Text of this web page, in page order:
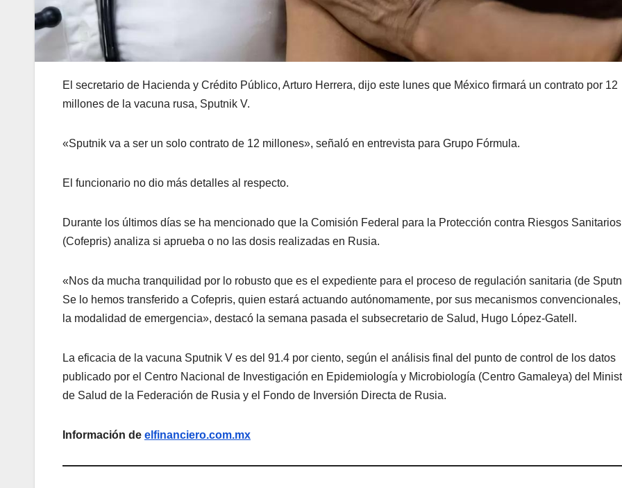
El secretario de Hacienda y Crédito Público, Arturo Herrera, dijo este lunes que México firmará un contrato por 12
millones de la vacuna rusa, Sputnik V.
«Sputnik va a ser un solo contrato de 12 millones», señaló en entrevista para Grupo Fórmula.
El funcionario no dio más detalles al respecto.
Durante los últimos días se ha mencionado que la Comisión Federal para la Protección contra Riesgos Sanitarios
(Cofepris) analiza si aprueba o no las dosis realizadas en Rusia.
«Nos da mucha tranquilidad por lo robusto que es el expediente para el proceso de regulación sanitaria (de
Se lo hemos transferido a Cofepris, quien estará actuando autónomamente, por sus mecanismos
la modalidad de emergencia», destacó la semana pasada el subsecretario de Salud, Hugo López-Gatell.
La eficacia de la vacuna Sputnik V es del 91.4 por ciento, según el análisis final del punto de control de los datos
publicado por el Centro Nacional de Investigación en Epidemiología y Microbiología (Centro Gamaleya) del
de Salud de la Federación de Rusia y el Fondo de Inversión Directa de Rusia.
Información de elfinanciero.com.mx